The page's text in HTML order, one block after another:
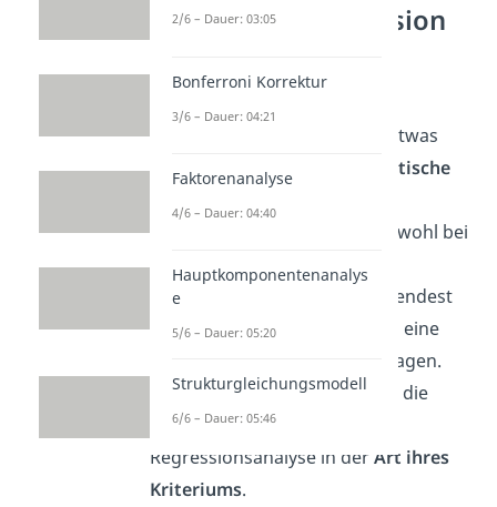
Logistische Regression
versus Lineare
Regression
Sehen wir uns nun nochmal etwas
genauer an, wie sich die
logistische
Regression
unterscheidet. Sowohl bei
der linearen als auch bei der
logistischen Regression verwendest
du eine Prädiktorvariable, um eine
Kriteriumsvariable vorherzusagen.
Allerdings unterscheiden sich die
beiden Formen der
Regressionsanalyse in der Art ihres
Kriteriums.
2/6 – Dauer: 03:05
Bonferroni Korrektur
3/6 – Dauer: 04:21
Faktorenanalyse
4/6 – Dauer: 04:40
Hauptkomponentenanalys
e
5/6 – Dauer: 05:20
Strukturgleichungsmodell
6/6 – Dauer: 05:46